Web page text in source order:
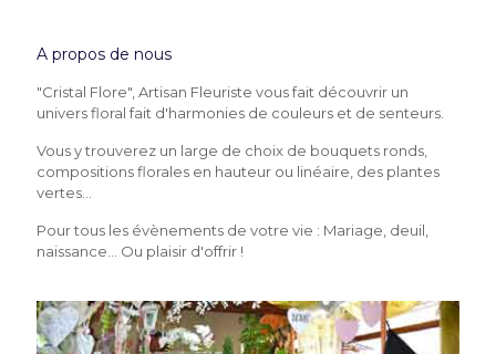
A propos de nous
"Cristal Flore", Artisan Fleuriste vous fait découvrir un
univers floral fait d'harmonies de couleurs et de senteurs.
Vous y trouverez un large de choix de bouquets ronds,
compositions florales en hauteur ou linéaire, des plantes
vertes...
Pour tous les évènements de votre vie : Mariage, deuil,
naissance... Ou plaisir d'offrir !